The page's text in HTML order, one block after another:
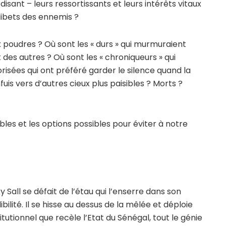
– leurs ressortissants et leurs intérêts vitaux
des ennemis ?
? Où sont les « durs » qui murmuraient
autres ? Où sont les « chroniqueurs » qui
qui ont préféré garder le silence quand la
vers d’autres cieux plus paisibles ? Morts ?
et les options possibles pour éviter à notre
se défait de l’étau qui l’enserre dans son
Il se hisse au dessus de la mêlée et déploie
que recèle l’Etat du Sénégal, tout le génie